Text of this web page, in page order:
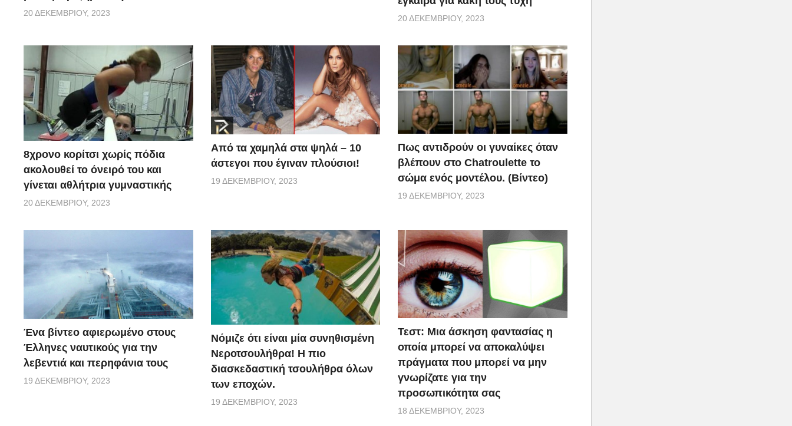
20 ΔΕΚΕΜΒΡΊΟΥ, 2023
20 ΔΕΚΕΜΒΡΊΟΥ, 2023
8χρονο κορίτσι χωρίς πόδια
ακολουθεί το όνειρό του και
γίνεται αθλήτρια γυμναστικής
20 ΔΕΚΕΜΒΡΊΟΥ, 2023
Από τα χαμηλά στα ψηλά – 10
άστεγοι που έγιναν πλούσιοι!
19 ΔΕΚΕΜΒΡΊΟΥ, 2023
Πως αντιδρούν οι γυναίκες όταν
βλέπουν στο Chatroulette το
σώμα ενός μοντέλου. (Βίντεο)
19 ΔΕΚΕΜΒΡΊΟΥ, 2023
Ένα βίντεο αφιερωμένο στους
Έλληνες ναυτικούς για την
λεβεντιά και περηφάνια τους
19 ΔΕΚΕΜΒΡΊΟΥ, 2023
Νόμιζε ότι είναι μία συνηθισμένη
Νεροτσουλήθρα! Η πιο
διασκεδαστική τσουλήθρα όλων
των εποχών.
19 ΔΕΚΕΜΒΡΊΟΥ, 2023
Τεστ: Μια άσκηση φαντασίας η
οποία μπορεί να αποκαλύψει
πράγματα που μπορεί να μην
γνωρίζατε για την
προσωπικότητα σας
18 ΔΕΚΕΜΒΡΊΟΥ, 2023